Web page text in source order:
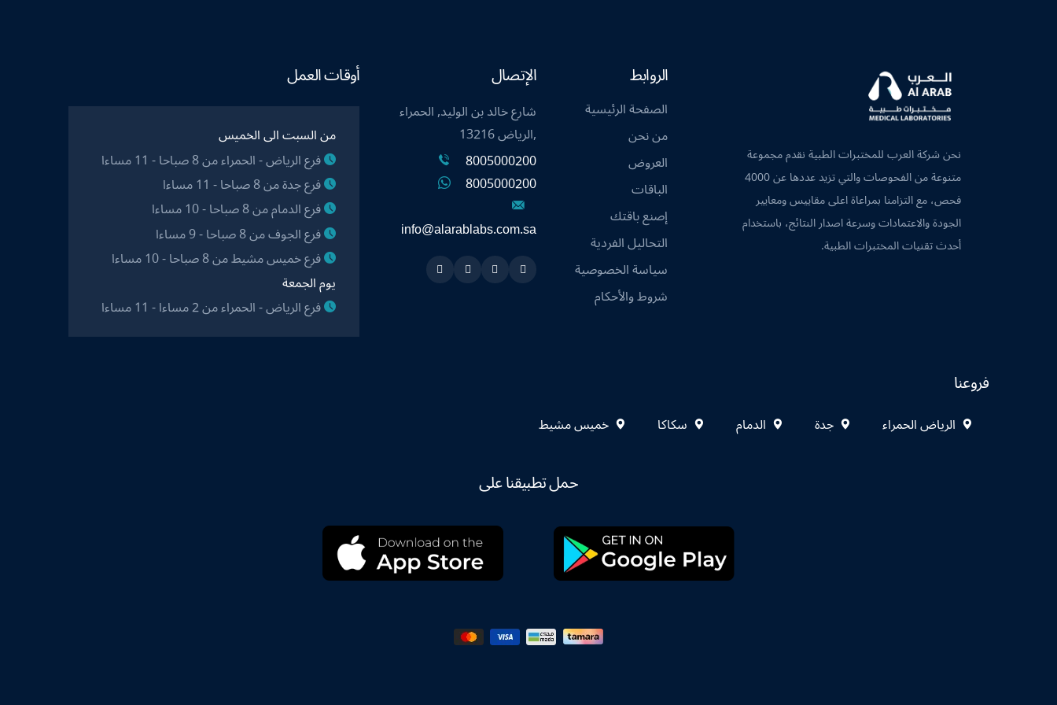
نحن شركة العرب للمختبرات الطبية نقدم مجموعة
متنوعة من الفحوصات والتي تزيد عددها عن 4000
فحص، مع التزامنا بمراعاة اعلى مقاييس ومعايير
الجودة والاعتمادات وسرعة اصدار النتائج، باستخدام
أحدث تقنيات المختبرات الطبية.
الروابط
الصفحة الرئيسية
من نحن
العروض
الباقات
إصنع باقتك
التحاليل الفردية
سياسة الخصوصية
شروط والأحكام
الإتصال
شارع خالد بن الوليد, الحمراء
,الرياض 13216
8005000200
8005000200
info@alarablabs.com.sa
Snapchat
Twitter
Linkedin
Instagram
أوقات العمل
من السبت الى الخميس
فرع الرياض - الحمراء من 8 صباحا - 11 مساءا
فرع جدة من 8 صباحا - 11 مساءا
فرع الدمام من 8 صباحا - 10 مساءا
فرع الجوف من 8 صباحا - 9 مساءا
فرع خميس مشيط من 8 صباحا - 10 مساءا
يوم الجمعة
فرع الرياض - الحمراء من 2 مساءا - 11 مساءا
فروعنا
الرياض الحمراء جدة الدمام سكاكا خميس مشيط
حمل تطبيقنا على